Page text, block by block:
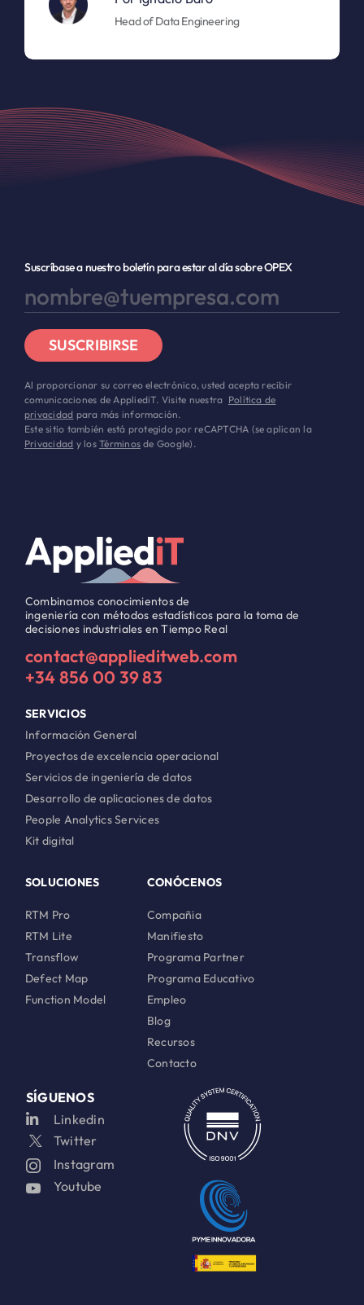
Head of Data Engineering
Suscríbase a nuestro boletín para estar al día sobre OPEX
SUSCRIBIRSE
Al proporcionar su correo electrónico, usted acepta recibir
comunicaciones de AppliediT. Visite nuestra Política de
privacidad para más información.
Este sitio también está protegido por reCAPTCHA (se aplican la
Privacidad y losTérminos de Google).
Combinamos conocimientos de
ingeniería con métodos estadísticos para la toma de
decisiones industriales en Tiempo Real
contact@applieditweb.com
+34 856 00 39 83
SERVICIOS
Información General
Proyectos de excelencia operacional
Servicios de ingeniería de datos
Desarrollo de aplicaciones de datos
People Analytics Services
Kit digital
SOLUCIONES
RTM Pro
RTM Lite
Transflow
Defect Map
Function Model
CONÓCENOS
Compañia
Manifiesto
Programa Partner
Programa Educativo
Empleo
Blog
Recursos
Contacto
SÍGUENOS
Linkedin
Twitter
Instagram
Youtube